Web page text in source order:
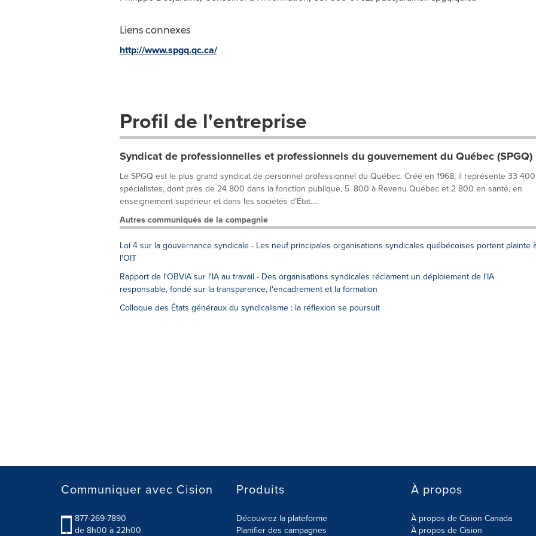
Liens connexes
http://www.spgq.qc.ca/
Profil de l'entreprise
Syndicat de professionnelles et professionnels du gouvernement du Québec (SPGQ)
Le SPGQ est le plus grand syndicat de personnel professionnel du Québec. Créé en 1968, il représente 33 400
spécialistes, dont près de 24 800 dans la fonction publique, 5 800 à Revenu Québec et 2 800 en santé, en
enseignement supérieur et dans les sociétés d’État....
Autres communiqués de la compagnie
Loi 4 sur la gouvernance syndicale - Les neuf principales organisations syndicales québécoises portent plainte
l'OIT
Rapport de l'OBVIA sur l'IA au travail - Des organisations syndicales réclament un déploiement de l'IA
responsable, fondé sur la transparence, l'encadrement et la formation
Colloque des États généraux du syndicalisme : la réflexion se poursuit
Communiquer avec Cision
877-269-7890
de 8h00 à 22h00
Produits
Découvrez la plateforme
Planifier des campagnes
À propos
À propos de Cision Canada
À propos de Cision